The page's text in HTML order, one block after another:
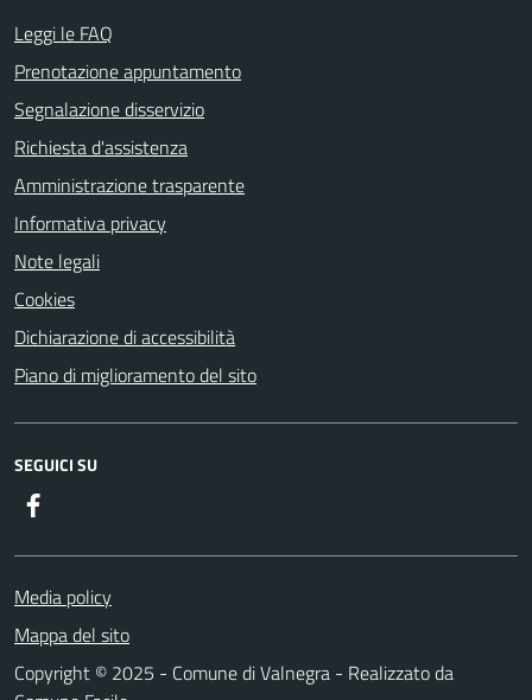
Leggi le FAQ
Prenotazione appuntamento
Segnalazione disservizio
Richiesta d'assistenza
Amministrazione trasparente
Informativa privacy
Note legali
Cookies
Dichiarazione di accessibilità
Piano di miglioramento del sito
SEGUICI SU
Media policy
Mappa del sito
Copyright © 2025 - Comune di Valnegra - Realizzato da